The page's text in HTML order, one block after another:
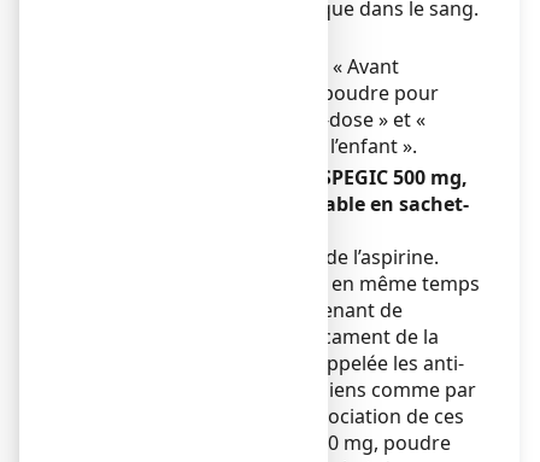
modifier le taux d’acide urique dans le sang.
Voir paragraphes ci-dessus « Avant
d’utiliser ASPEGIC 500 mg, poudre pour
solution buvable en sachet-dose » et «
Pendant le traitement chez l’enfant ».
Autres médicaments et ASPEGIC 500 mg,
poudre pour solution buvable en sachet-